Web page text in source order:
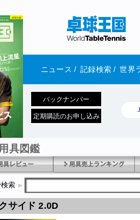
ニュース / 記録検索 / 世界
バックナンバー
定期購読のお申し込み
具図鑑
索
サイド 2.0D